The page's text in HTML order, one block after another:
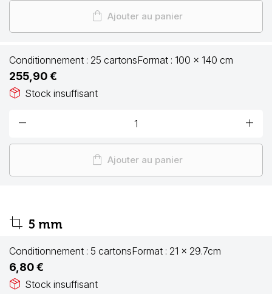
shopping_bag Ajouter au panier
Conditionnement : 25 cartonsFormat : 100 x 140 cm
255,90 €
package_2 Stock insuffisant
remove add
shopping_bag Ajouter au panier
crop 5 mm
Conditionnement : 5 cartonsFormat : 21 x 29.7cm
6,80 €
package_2 Stock insuffisant